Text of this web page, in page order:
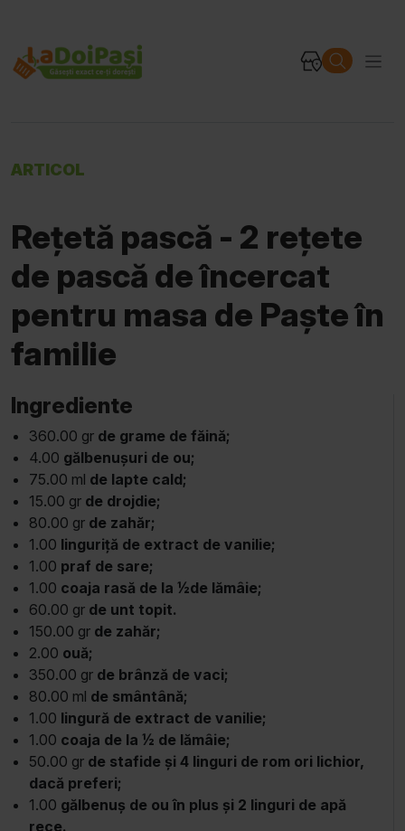
ARTICOL
Rețetă pască - 2 rețete
de pască de încercat
pentru masa de Paște în
familie
Ingrediente
360.00 gr de grame de făină;
4.00 gălbenușuri de ou;
75.00 ml de lapte cald;
15.00 gr de drojdie;
80.00 gr de zahăr;
1.00 linguriță de extract de vanilie;
1.00 praf de sare;
1.00 coaja rasă de la ½de lămâie;
60.00 gr de unt topit.
150.00 gr de zahăr;
2.00 ouă;
350.00 gr de brânză de vaci;
80.00 ml de smântână;
1.00 lingură de extract de vanilie;
1.00 coaja de la ½ de lămâie;
50.00 gr de stafide și 4 linguri de rom ori lichior,
dacă preferi;
1.00 gălbenuș de ou în plus și 2 linguri de apă
rece.